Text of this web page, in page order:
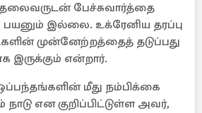
தலைவருடன் பேச்சுவார்த்தை
பயனும் இல்லை. உக்ரேனிய தரப்பு
முன்னேற்றத்தைத் தடுப்பது
இருக்கும் என்றார்.
மீது நம்பிக்கை
என குறிப்பிட்டுள்ள அவர்,